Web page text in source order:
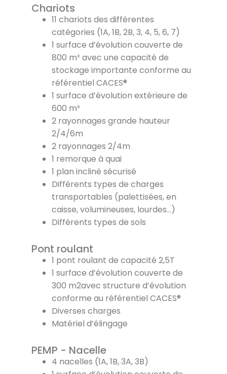
Chariots
11 chariots des différentes
catégories (1A, 1B, 2B, 3, 4, 5, 6, 7)
1 surface d’évolution couverte de
800 m² avec une capacité de
stockage importante conforme au
référentiel CACES®
1 surface d’évolution extérieure de
600 m²
2 rayonnages grande hauteur
2/4/6m
2 rayonnages 2/4m
1 remorque à quai
1 plan incliné sécurisé
Différents types de charges
transportables (palettisées, en
caisse, volumineuses, lourdes…)
Différents types de sols
Pont roulant
1 pont roulant de capacité 2,5T
1 surface d’évolution couverte de
300 m2avec structure d’évolution
conforme au référentiel CACES®
Diverses charges
Matériel d’élingage
PEMP - Nacelle
4 nacelles (1A, 1B, 3A, 3B)